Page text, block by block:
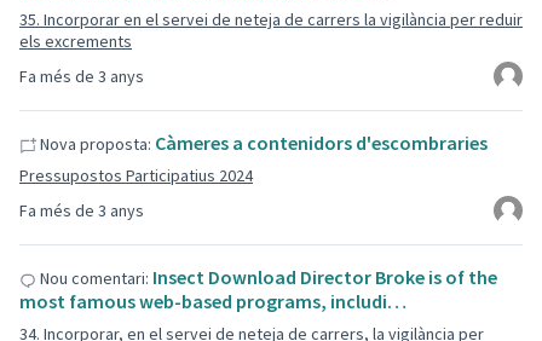
Fa més de 3 anys
35. Incorporar en el servei de neteja de carrers la vigilància per reduir
els excrements
Fa més de 3 anys
Nova proposta: Càmeres a contenidors d'escombraries
Pressupostos Participatius 2024
Nou comentari: Insect Download Director Broke is of the
most famous web-based programs, includi…
34. Incorporar, en el servei de neteja de carrers, la vigilància per